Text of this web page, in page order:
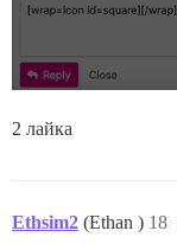
2 лайка
Ethsim2 (Ethan ) 18